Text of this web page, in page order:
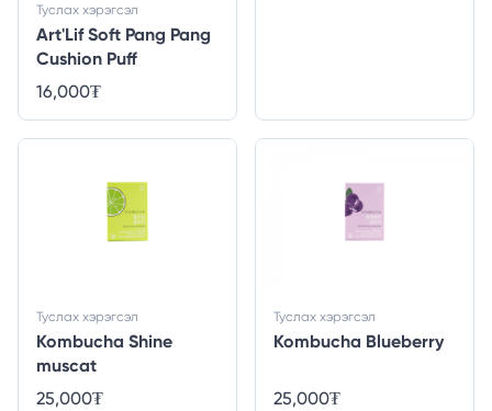
Art'Lif Soft Pang Pang
Cushion Puff
Туслах хэрэгсэл
16,000₮
Kombucha Shine
muscat
Туслах хэрэгсэл
25,000₮
Kombucha Blueberry
Туслах хэрэгсэл
25,000₮